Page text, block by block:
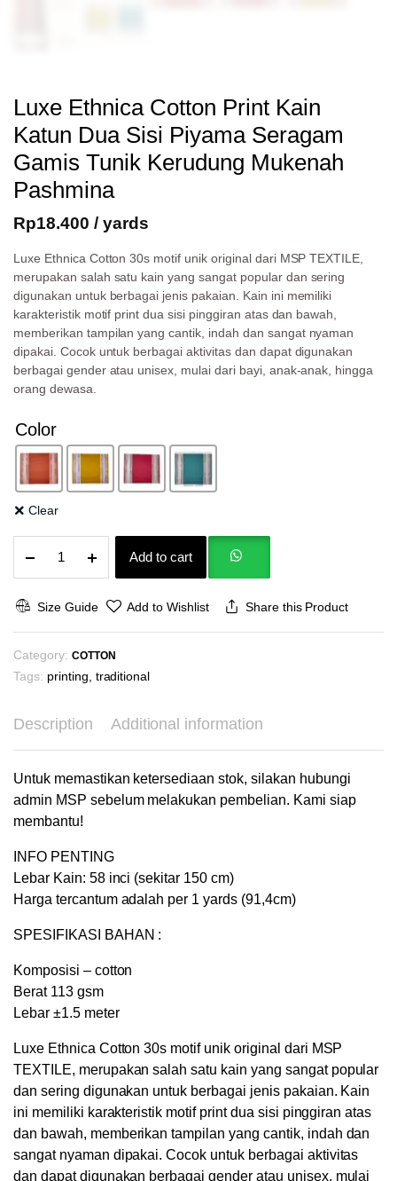
Luxe Ethnica Cotton Print Kain
Katun Dua Sisi Piyama Seragam
Gamis Tunik Kerudung Mukenah
Pashmina
Rp18.400 / yards
Luxe Ethnica Cotton 30s motif unik original dari MSP TEXTILE,
merupakan salah satu kain yang sangat popular dan sering
digunakan untuk berbagai jenis pakaian. Kain ini memiliki
karakteristik motif print dua sisi pinggiran atas dan bawah,
memberikan tampilan yang cantik, indah dan sangat nyaman
dipakai. Cocok untuk berbagai aktivitas dan dapat digunakan
berbagai gender atau unisex, mulai dari bayi, anak-anak, hingga
orang dewasa.
Color
Clear
Ethnica
Cotton
Print
Katun
Dua
Sisi
Gamis
Tunik
Mukenah
Pashmina
quantity
Add to cart
Size Guide Add to Wishlist Share this Product
Category: COTTON
Tags: printing traditional
Description Additional information
Untuk memastikan ketersediaan stok, silakan hubungi
admin MSP sebelum melakukan pembelian. Kami siap
membantu!
INFO PENTING
Lebar Kain: 58 inci (sekitar 150 cm)
Harga tercantum adalah per 1 yards (91,4cm)
SPESIFIKASI BAHAN :
Komposisi – cotton
Berat 113 gsm
Lebar ±1.5 meter
Luxe Ethnica Cotton 30s motif unik original dari MSP
TEXTILE, merupakan salah satu kain yang sangat popular
dan sering digunakan untuk berbagai jenis pakaian. Kain
ini memiliki karakteristik motif print dua sisi pinggiran atas
dan bawah, memberikan tampilan yang cantik, indah dan
sangat nyaman dipakai. Cocok untuk berbagai aktivitas
dan dapat digunakan berbagai gender atau unisex, mulai